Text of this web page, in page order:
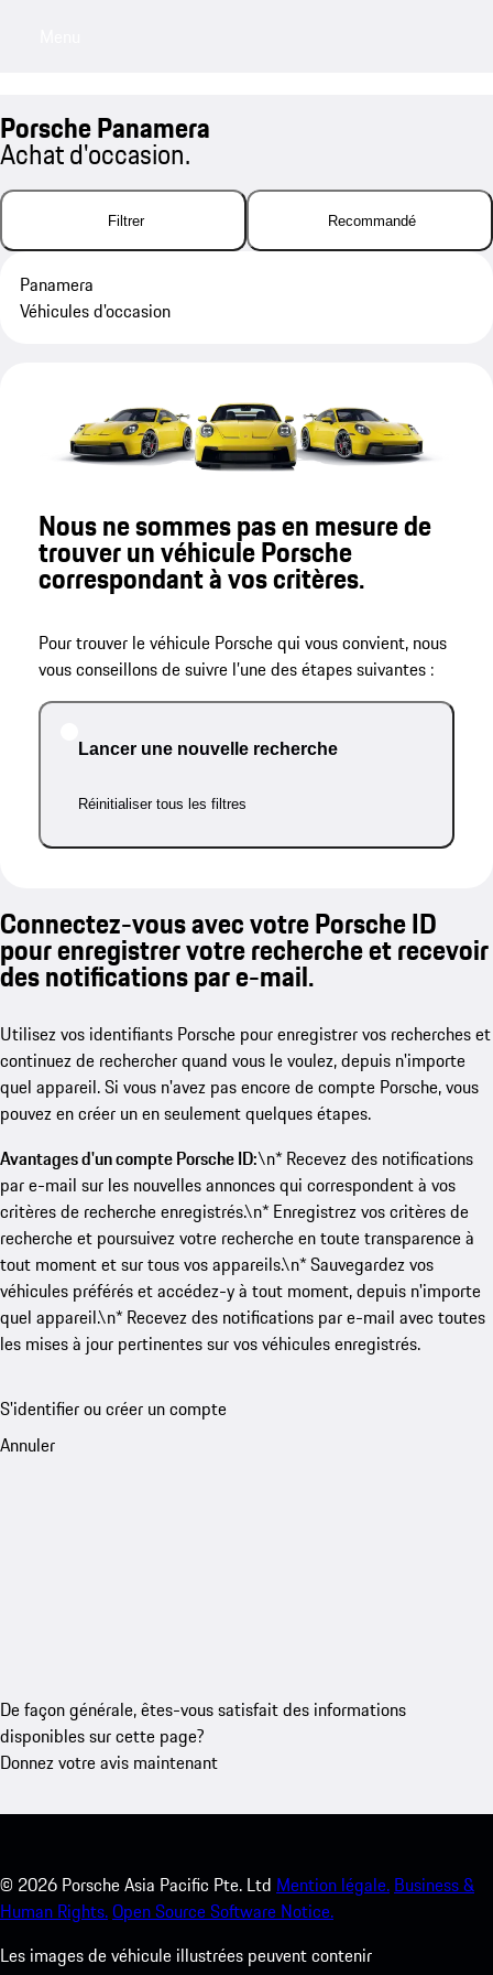
Porsche Panamera
Achat d'occasion.
Filtrer Recommandé
Panamera
Véhicules d'occasion
Nous ne sommes pas en mesure de
trouver un véhicule Porsche
correspondant à vos critères.
Pour trouver le véhicule Porsche qui vous convient, nous
vous conseillons de suivre l’une des étapes suivantes :
Lancer une nouvelle recherche
Réinitialiser tous les filtres
Connectez-vous avec votre Porsche ID
pour enregistrer votre recherche et recevoir
des notifications par e-mail.
Utilisez vos identifiants Porsche pour enregistrer vos recherches et
continuez de rechercher quand vous le voulez, depuis n'importe
quel appareil. Si vous n'avez pas encore de compte Porsche, vous
pouvez en créer un en seulement quelques étapes.
Avantages d'un compte Porsche ID:\n* Recevez des notifications
par e-mail sur les nouvelles annonces qui correspondent à vos
critères de recherche enregistrés.\n* Enregistrez vos critères de
recherche et poursuivez votre recherche en toute transparence à
tout moment et sur tous vos appareils.\n* Sauvegardez vos
véhicules préférés et accédez-y à tout moment, depuis n'importe
quel appareil.\n* Recevez des notifications par e-mail avec toutes
les mises à jour pertinentes sur vos véhicules enregistrés.
S'identifier ou créer un compte
Annuler
De façon générale, êtes-vous satisfait des informations
disponibles sur cette page?
Donnez votre avis maintenant
© 2026 Porsche Asia Pacific Pte. Ltd Mention légale. Business &
Human Rights.Open Source Software Notice.
Les images de véhicule illustrées peuvent contenir